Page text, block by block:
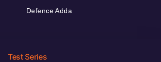
Defence Adda
Test Series